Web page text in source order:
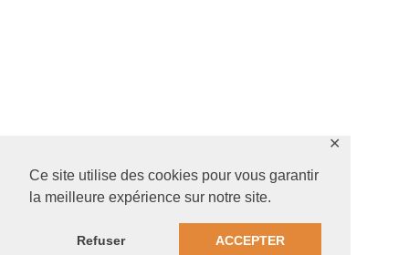
Ce site utilise des cookies pour vous garantir
la meilleure expérience sur notre site.
Refuser ACCEPTER
✕